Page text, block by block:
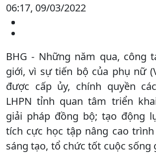
06:17, 09/03/2022
BHG - Những năm qua, công
giới, vì sự tiến bộ của phụ nữ
được cấp ủy, chính quyền
LHPN tỉnh quan tâm triển
giải pháp đồng bộ; tạo động
tích cực học tập nâng cao
sáng tạo, tổ chức tốt cuộc sống